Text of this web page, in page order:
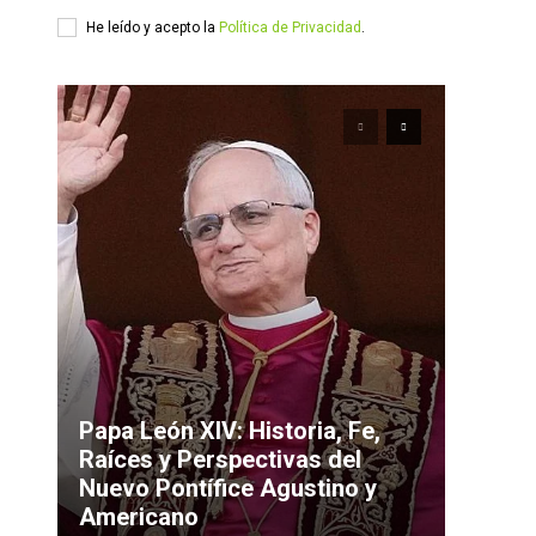
He leído y acepto la Política de Privacidad
Papa León XIV: Historia, Fe,
Raíces y Perspectivas del
Nuevo Pontífice Agustino y
Americano